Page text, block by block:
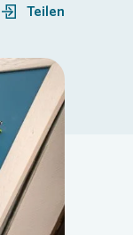
Teilen